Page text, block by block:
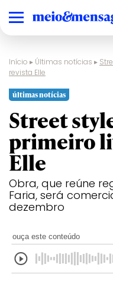
Início ▸ Últimas notícias ▸
revista Elle
últimas notícias
Street
primeiro
Elle
Obra, que reúne
Faria, será
dezembro
ouça este conteúdo